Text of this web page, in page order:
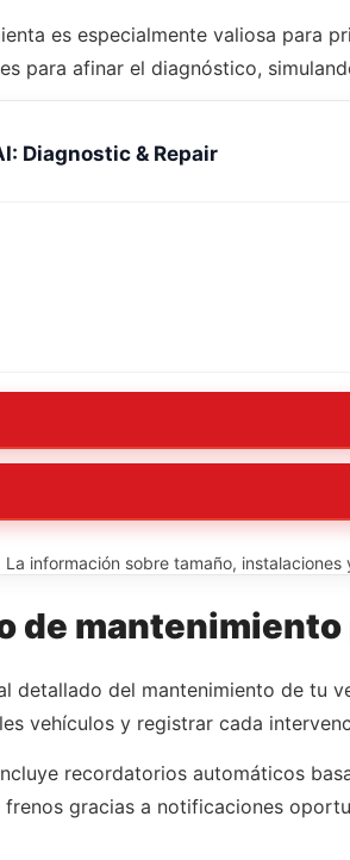
es especialmente valiosa para
para afinar el diagnóstico,
Diagnostic & Repair
La información sobre tamaño,
de
detallado del mantenimiento de tu
vehículos y registrar cada
recordatorios automáticos
gracias a notificaciones